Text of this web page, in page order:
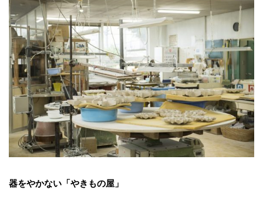
器をやかない「やきもの屋」